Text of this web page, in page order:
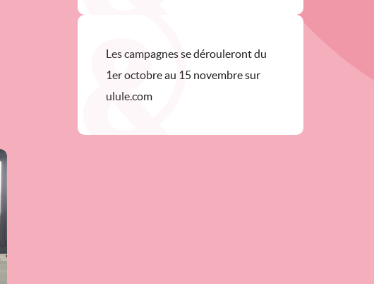
Les campagnes se dérouleront du
1er octobre au 15 novembre sur
ulule.com